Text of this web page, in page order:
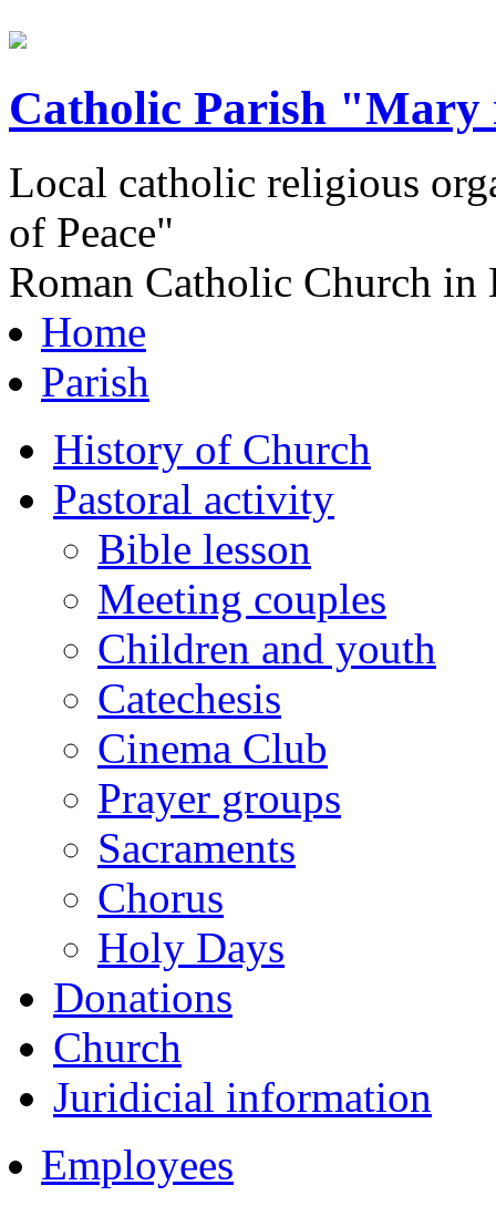
Catholic Parish "Mary
Local catholic religious
of Peace"
Roman Catholic Church in
Home
Parish
History of Church
Pastoral activity
Bible lesson
Meeting couples
Children and youth
Catechesis
Cinema Club
Prayer groups
Sacraments
Chorus
Holy Days
Donations
Church
Juridicial information
Employees